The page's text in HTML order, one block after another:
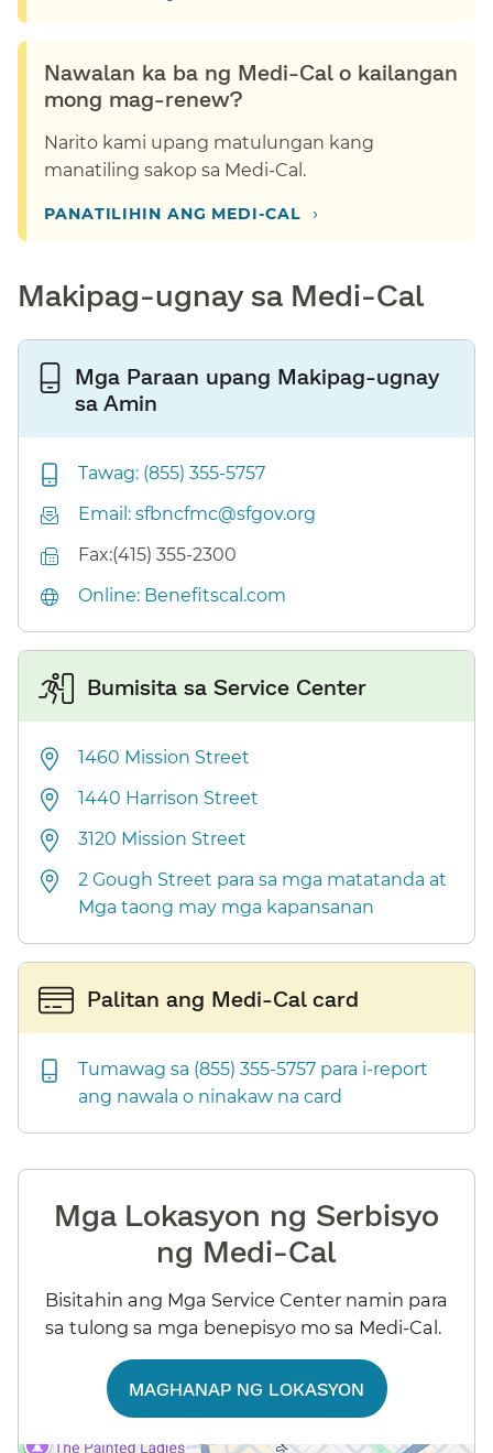
Nawalan ka ba ng Medi-Cal o kailangan
mong mag-renew?​​
Narito kami upang matulungan kang
manatiling sakop sa Medi-Cal.​​
PANATILIHIN ANG MEDI-CAL​​ ›​​
Makipag-ugnay sa Medi-Cal​​
Mga Paraan upang Makipag-ugnay
sa Amin​​
Tawag: (855) 355-5757​​
Email: sfbncfmc@sfgov.org​​
Fax:(415) 355-2300​​
Online: Benefitscal.com​​
Bumisita sa Service Center​​
1460 Mission Street​​
1440 Harrison Street​​
3120 Mission Street​​
2 Gough Street para sa mga matatanda at
Mga taong may mga kapansanan​​
Palitan ang Medi-Cal card​​
Tumawag sa (855) 355-5757 para i-report
ang nawala o ninakaw na card​​
Mga Lokasyon ng Serbisyo
ng Medi-Cal​​
Bisitahin ang Mga Service Center namin para
sa tulong sa mga benepisyo mo sa Medi-Cal.​​
MAGHANAP NG LOKASYON​​